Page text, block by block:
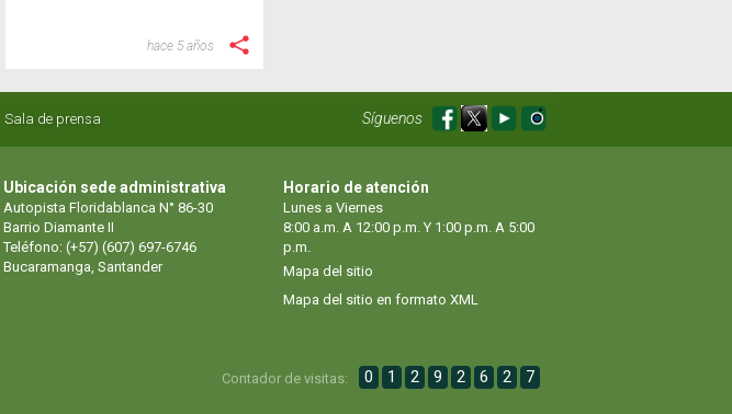
hace 5 años
Sala de prensa Síguenos
Ubicación sede administrativa
Autopista Floridablanca N° 86-30
Barrio Diamante II
Teléfono: (+57) (607) 697-6746
Bucaramanga, Santander
Horario de atención
Lunes a Viernes
8:00 a.m. A 12:00 p.m. Y 1:00 p.m. A 5:00
p.m.
Mapa del sitio
Mapa del sitio en formato XML
Contador de visitas: 0 1 2 9 2 6 2 7